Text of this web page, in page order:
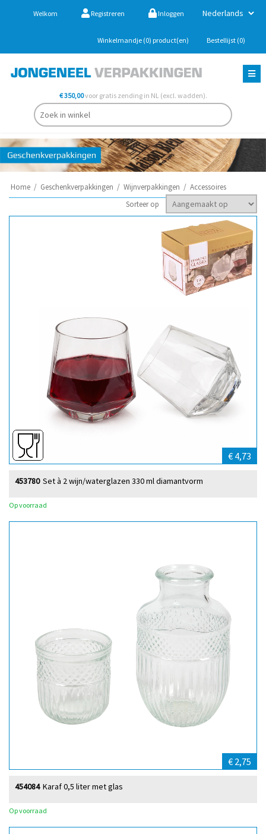
Welkom Registreren Inloggen
Winkelmandje (0) product(en) Bestellijst (0)
€ 350,00voor gratis zending in NL (excl. wadden).
Home / Geschenkverpakkingen / Wijnverpakkingen / Accessoires
Sorteer op
€ 4,73
Set à 2 wijn/waterglazen 330 ml diamantvorm
453780
Op voorraad
€ 2,75
Karaf 0,5 liter met glas
454084
Op voorraad